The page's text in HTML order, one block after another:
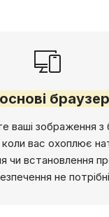
ваші зображення з
вас охоплює
чи встановлення
не